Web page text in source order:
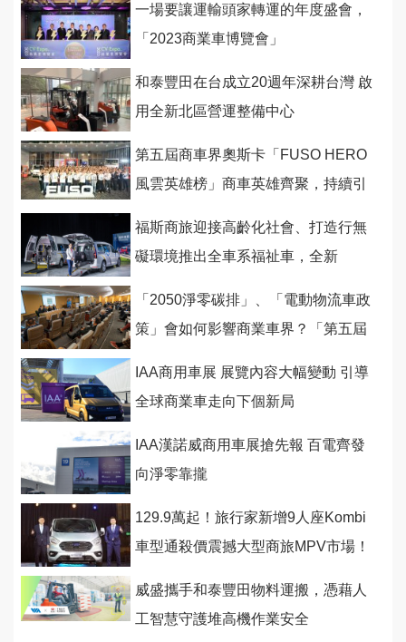
一場要讓運輸頭家轉運的年度盛會，
「2023商業車博覽會」
和泰豐田在台成立20週年深耕台灣 啟
用全新北區營運整備中心
第五屆商車界奧斯卡「FUSO HERO
風雲英雄榜」商車英雄齊聚，持續引
福斯商旅迎接高齡化社會、打造行無
礙環境推出全車系福祉車，全新
「2050淨零碳排」、「電動物流車政
策」會如何影響商業車界？「第五屆
IAA商用車展 展覽內容大幅變動 引導
全球商業車走向下個新局
IAA漢諾威商用車展搶先報 百電齊發
向淨零靠攏
129.9萬起！旅行家新增9人座Kombi
車型通殺價震撼大型商旅MPV市場！
威盛攜手和泰豐田物料運搬，憑藉人
工智慧守護堆高機作業安全